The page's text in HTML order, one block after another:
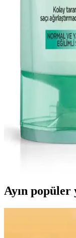
Elseve'in 2025'te
canlandırın. Doğru
Elseve Saç
Kampanyalar ve
Elseve saç spreyi
doğal parlaklık ve
ederek kaliteli
Elseve Bakım
Güçlendiren
Elseve bakım kremi,
onaran ve parlaklığı
Ayın popüler